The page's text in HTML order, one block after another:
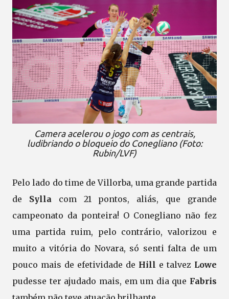
Camera acelerou o jogo com as centrais,
ludibriando o bloqueio do Conegliano (Foto:
Rubin/LVF)
Pelo lado do time de Villorba, uma grande partida
de Syllacom 21 pontos, aliás, que grande
campeonato da ponteira! O Conegliano não fez
uma partida ruim, pelo contrário, valorizou e
muito a vitória do Novara, só senti falta de um
pouco mais de efetividade de Hill e talvez Lowe
pudesse ter ajudado mais, em um dia que Fabris